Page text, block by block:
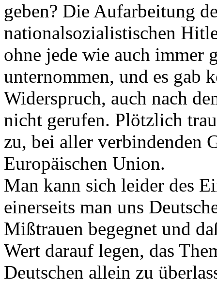
geben? Die Aufarbeitung
nationalsozialistischen
ohne jede wie auch immer
unternommen, und es gab
Widerspruch, auch nach
nicht gerufen. Plötzlich
zu, bei aller verbindenden
Europäischen Union.
Man kann sich leider des
einerseits man uns
Mißtrauen begegnet und
Wert darauf legen, das
Deutschen allein zu